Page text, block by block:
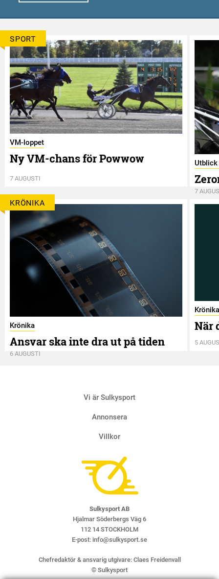
SPORT
VM-loppet
Ny VM-chans för Powwow
7 AUGUSTI
Utblick
7
KRÖNIKA
Krönika
Ansvar ska inte dra ut på tiden
6 AUGUSTI
Krönika
När
5
Vi är Sulkysport
Annonsera
Villkor
Sulkysport AB
Hjalmar Söderbergs Väg 6
112 14 STOCKHOLM
E-post: info@sulkysport.se
Chefredaktör & ansvarig utgivare: Claes Freidenvall
© Sulkysport